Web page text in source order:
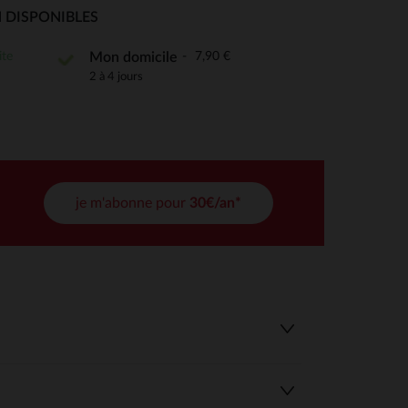
DISPONIBLES
Mon domicile 7,90 €
2 à 4 jours
je m'abonne pour 30€/an*